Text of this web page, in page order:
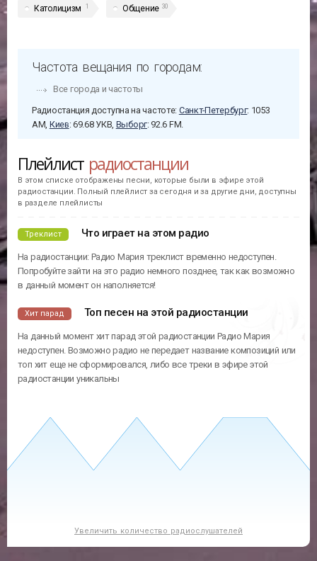
Католицизм 1 Общение 30
Частота вещания по городам:
Все города и частоты
Радиостанция доступна на частоте: Санкт-Петербург: 1053
АМ, Киев: 69.68 УКВ, Выборг: 92.6 FM.
Плейлист радиостанции
В этом списке отображены песни, которые были в эфире этой
радиостанции. Полный плейлист за сегодня и за другие дни, доступны
в разделе плейлисты
Треклист Что играет на этом радио
На радиостанции: Радио Мария треклист временно недоступен.
Попробуйте зайти на это радио немного позднее, так как возможно
в данный момент он наполняется!
Хит парад Топ песен на этой радиостанции
На данный момент хит парад этой радиостанции Радио Мария
недоступен. Возможно радио не передает название композиций или
топ хит еще не сформировался, либо все треки в эфире этой
радиостанции уникальны
Увеличить количество радиослушателей